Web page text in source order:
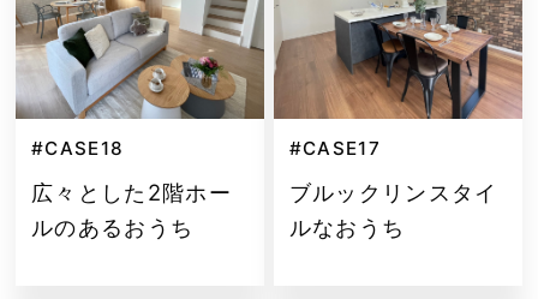
#CASE18
広々とした2階ホー
ルのあるおうち
#CASE17
ブルックリンスタイ
ルなおうち